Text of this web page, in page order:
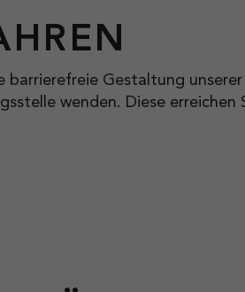
barrierefreie Gestaltung
wenden. Diese erreichen